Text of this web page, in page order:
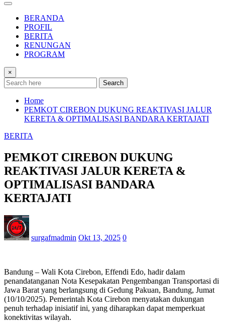
BERANDA
PROFIL
BERITA
RENUNGAN
PROGRAM
×
Search
Home
PEMKOT CIREBON DUKUNG REAKTIVASI JALUR
KERETA & OPTIMALISASI BANDARA KERTAJATI
BERITA
PEMKOT CIREBON DUKUNG
REAKTIVASI JALUR KERETA &
OPTIMALISASI BANDARA
KERTAJATI
surgafmadmin Okt 13, 2025 0
Bandung – Wali Kota Cirebon, Effendi Edo, hadir dalam
penandatanganan Nota Kesepakatan Pengembangan Transportasi di
Jawa Barat yang berlangsung di Gedung Pakuan, Bandung, Jumat
(10/10/2025). Pemerintah Kota Cirebon menyatakan dukungan
penuh terhadap inisiatif ini, yang diharapkan dapat memperkuat
konektivitas wilayah.